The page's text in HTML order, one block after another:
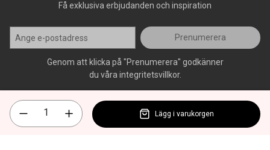
Få exklusiva erbjudanden och inspiration
Prenumerera
Genom att klicka på "Prenumerera" godkänner
du våra integritetsvillkor.
Lägg i varukorgen